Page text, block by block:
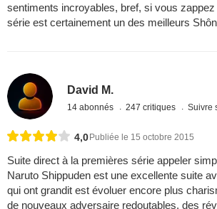
sentiments incroyables, bref, si vous
série est certainement un des meilleurs
David M.
14 abonnés 247 critiques Suivre
4,0Publiée le 15 octobre 2015
Suite direct à la premières série appeler
Naruto Shippuden est une excellente suite
qui ont grandit est évoluer encore plus
de nouveaux adversaire redoutables, des